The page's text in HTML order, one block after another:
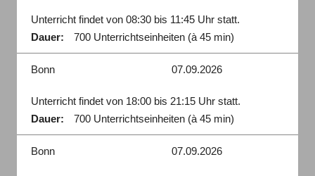
Unterricht findet von 08:30 bis 11:45 Uhr statt.
Dauer:
700 Unterrichtseinheiten (à 45 min)
Bonn 07.09.2026
Unterricht findet von 18:00 bis 21:15 Uhr statt.
Dauer:
700 Unterrichtseinheiten (à 45 min)
Bonn 07.09.2026